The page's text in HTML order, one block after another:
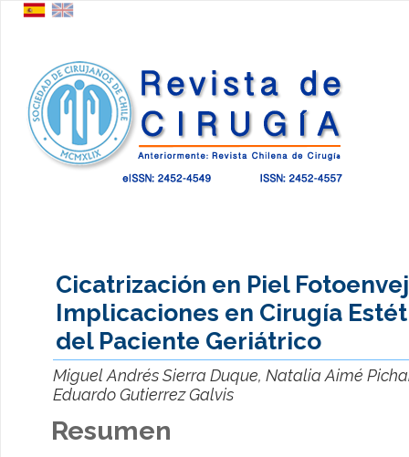
Cicatrización en Piel
Implicaciones en Cirugía
del Paciente Geriátrico
Miguel Andrés Sierra Duque, Natalia Aimé
Eduardo Gutierrez Galvis
Resumen